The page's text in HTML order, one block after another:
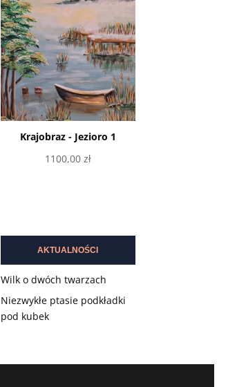
Krajobraz - Jezioro 1
1100,00 zł
AKTUALNOŚCI
Wilk o dwóch twarzach
Niezwykłe ptasie podkładki
pod kubek